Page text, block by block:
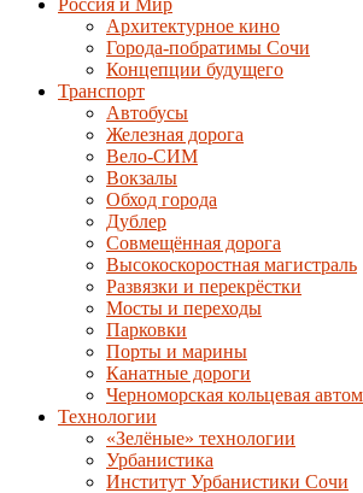
Россия и Мир
Архитектурное кино
Города-побратимы Сочи
Концепции будущего
Транспорт
Автобусы
Железная дорога
Вело-СИМ
Вокзалы
Обход города
Дублер
Совмещённая дорога
Высокоскоростная магистраль
Развязки и перекрёстки
Мосты и переходы
Парковки
Порты и марины
Канатные дороги
Черноморская кольцевая
Технологии
«Зелёные» технологии
Урбанистика
Институт Урбанистики Сочи